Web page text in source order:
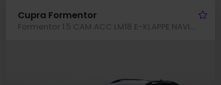
Cupra Formentor
Formentor 1.5 CAM ACC LM18 E-KLAPPE NAVI CARPLAY